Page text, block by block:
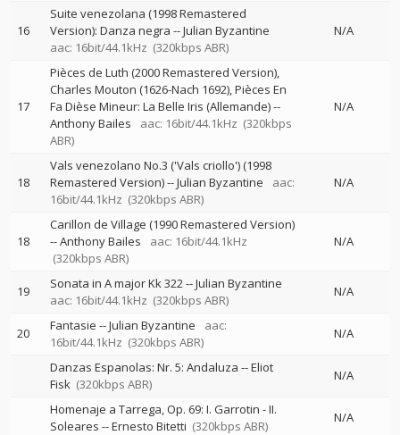
16
Suite venezolana (1998 Remastered
Version): Danza negra --Julian Byzantine
aac: 16bit/44.1kHz (320kbps ABR)
N/A
17
Pièces de Luth (2000 Remastered Version),
Charles Mouton (1626-Nach 1692), Pièces En
Fa Dièse Mineur: La Belle Iris (Allemande)--
Anthony Bailes
aac: 16bit/44.1kHz (320kbps
ABR)
N/A
18
Vals venezolano No.3 ('Vals criollo') (1998
Remastered Version)--Julian Byzantine
aac:
16bit/44.1kHz (320kbps ABR)
N/A
18
Carillon de Village (1990 Remastered Version)
--Anthony Bailes
aac: 16bit/44.1kHz
(320kbps ABR)
N/A
19 Sonata in A major Kk 322--Julian Byzantine
aac: 16bit/44.1kHz (320kbps ABR)
N/A
20 Fantasie --Julian Byzantine
aac:
16bit/44.1kHz (320kbps ABR)
N/A
Danzas Espanolas: Nr. 5: Andaluza --Eliot
Fisk (320kbps ABR)
N/A
Homenaje a Tarrega, Op. 69: I. Garrotin - II.
Soleares --Ernesto Bitetti (320kbps ABR)
N/A